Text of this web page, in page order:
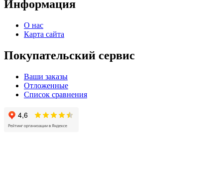
Информация
О нас
Карта сайта
Покупательский сервис
Ваши заказы
Отложенные
Список сравнения